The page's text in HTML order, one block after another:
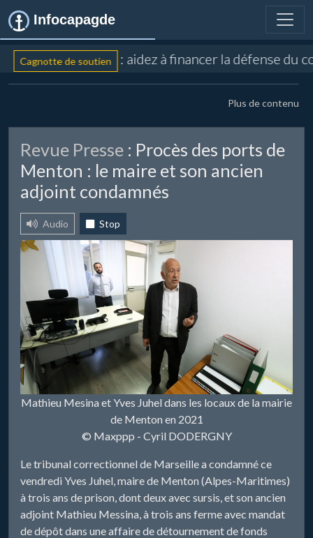
Infocapagde
Cagnotte de soutien : aidez à financer la défense du
Plus de contenu
Revue Presse : Procès des ports de
Menton : le maire et son ancien
adjoint condamnés
Audio Stop
Mathieu Mesina et Yves Juhel dans les locaux de la mairie
de Menton en 2021
© Maxppp - Cyril DODERGNY
Le tribunal correctionnel de Marseille a condamné ce
vendredi Yves Juhel, maire de Menton (Alpes-Maritimes)
à trois ans de prison, dont deux avec sursis, et son ancien
adjoint Mathieu Messina, à trois ans ferme avec mandat
de dépôt dans une affaire de détournement de fonds